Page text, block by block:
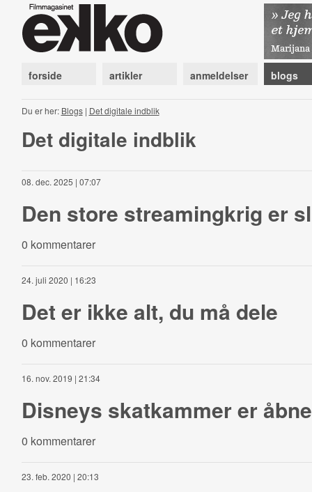
forside artikler anmeldelser blogs
Du er her: Blogs| Det digitale indblik
Det digitale indblik
08. dec. 2025 | 07:07
Den store streamingkrig er
0 kommentarer
24. juli 2020 | 16:23
Det er ikke alt, du må dele
0 kommentarer
16. nov. 2019 | 21:34
Disneys skatkammer er
0 kommentarer
23. feb. 2020 | 20:13